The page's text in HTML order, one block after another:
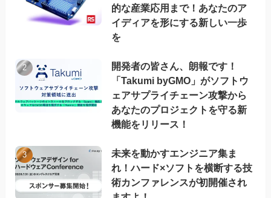
的な産業応用まで！あなたのア
イディアを形にする新しい一歩
を
開発者の皆さん、朗報です！
「Takumi byGMO」がソフトウ
ェアサプライチェーン攻撃から
あなたのプロジェクトを守る新
機能をリリース！
未来を動かすエンジニア集ま
れ！ハード×ソフトを横断する技
術カンファレンスが初開催され